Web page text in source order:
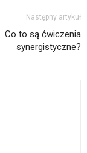
Następny artykuł
Co to są ćwiczenia
synergistyczne?